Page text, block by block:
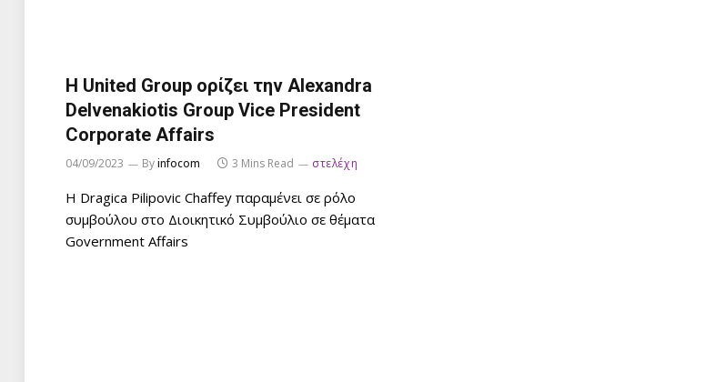
Η United Group ορίζει την Alexandra
Delvenakiotis Group Vice President
Corporate Affairs
04/09/2023 Byinfocom 3 Mins Read στελέχη
Η Dragica Pilipovic Chaffey παραμένει σε ρόλο
συμβούλου στο Διοικητικό Συμβούλιο σε θέματα
Government Affairs